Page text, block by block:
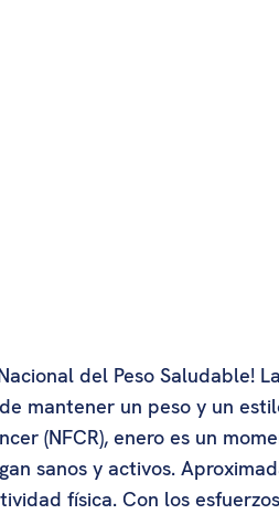
del Peso Saludable!
mantener un peso y un
(NFCR), enero es un
sanos y activos.
física. Con los